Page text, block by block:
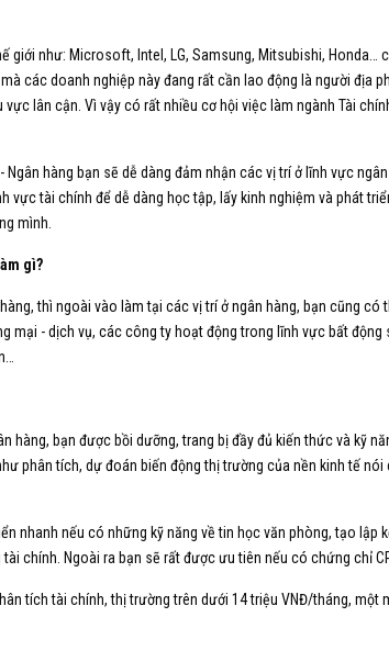
giới như: Microsoft, Intel, LG, Samsung, Mitsubishi, Honda…
các doanh nghiệp này đang rất cần lao động là người địa
vực lân cận. Vì vậy có rất nhiều cơ hội việc làm ngành Tài
hàng bạn sẽ dễ dàng đảm nhận các vị trí ở lĩnh vực
vực tài chính để dễ dàng học tập, lấy kinh nghiệm và phát
mình.
gì?
thì ngoài vào làm tại các vị trí ở ngân hàng, bạn cũng
mại - dịch vụ, các công ty hoạt động trong lĩnh vực bất
hàng, bạn được bồi dưỡng, trang bị đầy đủ kiến thức và kỹ
phân tích, dự đoán biến động thị trường của nền kinh tế
nhanh nếu có những kỹ năng về tin học văn phòng, tạo lập
chính. Ngoài ra bạn sẽ rất được ưu tiên nếu có chứng chỉ
tích tài chính, thị trường trên dưới 14 triệu VNĐ/tháng, một